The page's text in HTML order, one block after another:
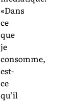
«Dans
ce
que
je
consomme,
est-
ce
qu’il